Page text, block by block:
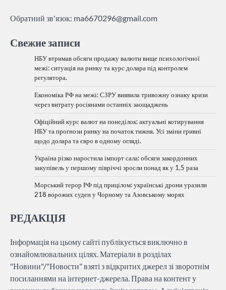
Обратний зв'язок: ma6670296@gmail.com
Свежие записи
НБУ втримав обсяги продажу валюти вище психологічної
межі: ситуація на ринку та курс долара під контролем
регулятора.
Економіка РФ на межі: СЗРУ виявила тривожну ознаку кризи
через витрату росіянами останніх заощаджень
Офіційний курс валют на понеділок: актуальні котирування
НБУ та прогнози ринку на початок тижня. Усі зміни гривні
щодо долара та євро в одному огляді.
Україна різко наростила імпорт сала: обсяги закордонних
закупівель у першому півріччі зросли понад як у 1,5 раза
Морський терор РФ під прицілом: українські дрони уразили
218 ворожих суден у Чорному та Азовському морях
РЕДАКЦІЯ
Інформація на цьому сайті публікується виключно в
ознайомлювальних цілях. Матеріали в розділах
"Новини"/"Новости" взяті з відкритих джерел зі зворотнім
посиланнями на інтернет-джерела. Права на контент у